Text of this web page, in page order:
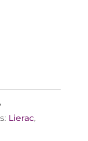
Lierac,